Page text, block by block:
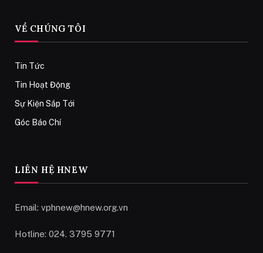
VỀ CHÚNG TÔI
Tin Tức
Tin Hoạt Động
Sự Kiện Sắp Tới
Góc Báo Chí
LIÊN HỆ HNEW
Email: vphnew@hnew.org.vn
Hotline: 024. 3795 9771